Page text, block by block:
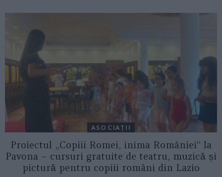
ASOCIAŢII
Proiectul „Copiii Romei, inima României” la
Pavona – cursuri gratuite de teatru, muzică și
pictură pentru copiii români din Lazio